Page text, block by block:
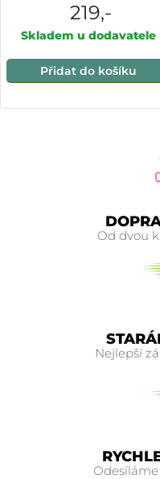
219,-
Skladem u dodavatele
Přidat do košíku
Od dvou
Nejlepší